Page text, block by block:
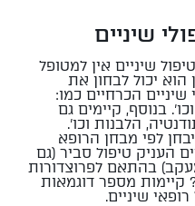
שיניים
שיניים אין למטופל
יכול לבחון את
הכרחיים כמו:
בנוסף, קיימים גם
הלבנות וכו'.
לפי מבחן הרופא
העניק טיפול סביר (גם
בהתאם לפרוצדורות
קיימות מספר דוגמאות
שיניים.